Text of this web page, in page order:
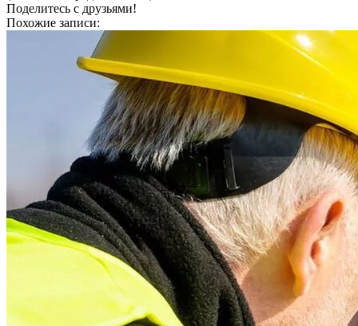
Поделитесь с друзьями!
Похожие записи: